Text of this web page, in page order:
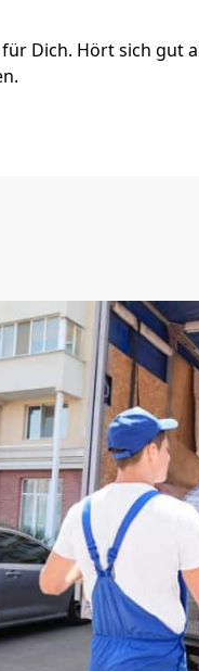
Dich. Hört sich gut